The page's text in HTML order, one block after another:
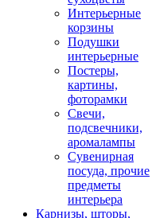
Интерьерные
корзины
Подушки
интерьерные
Постеры,
картины,
фоторамки
Свечи,
подсвечники,
аромалампы
Сувенирная
посуда, прочие
предметы
интерьера
Карнизы, шторы,